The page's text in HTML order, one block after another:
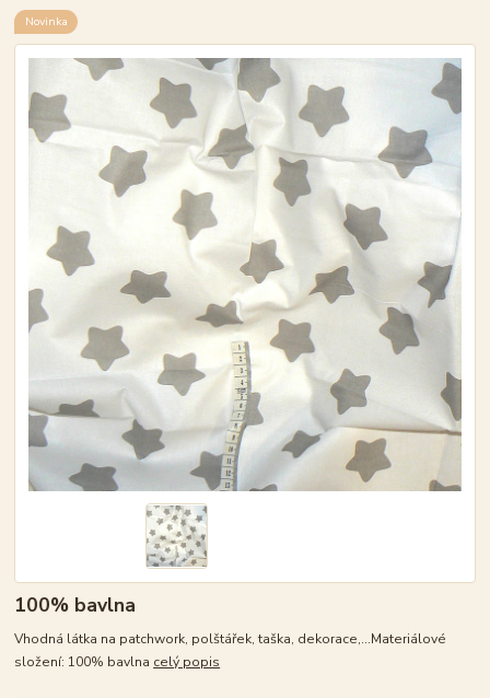
Novinka
100% bavlna
Vhodná látka na patchwork, polštářek, taška, dekorace,...Materiálové
složení: 100% bavlna celý popis